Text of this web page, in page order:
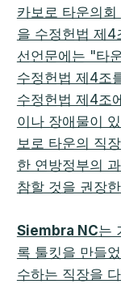
카보로 타운의회
을 수정헌법 제4
선언문에는 "타
수정헌법 제4조
수정헌법 제4조
이나 장애물이
보로 타운의 직
한 연방정부의
참할 것을 권장
Siembra NC는
록 툴킷을 만들
수하는 직장을